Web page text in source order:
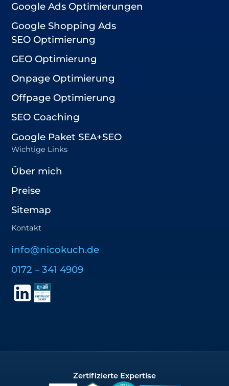
Google Ads Optimierungen
Google Shopping Ads
SEO Optimierung
GEO Optimierung
Onpage Optimierung
Offpage Optimierung
SEO Coaching
Google Paket SEA+SEO
Wichtige Links
Über mich
Preise
Sitemap
Kontakt
info@nicokuch.de
0172 – 341 4909
Zertifizierte Expertise